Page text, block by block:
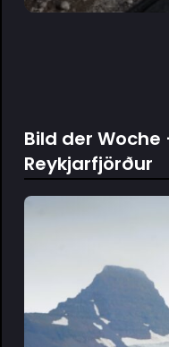
Bild der
Reykjarfjörður